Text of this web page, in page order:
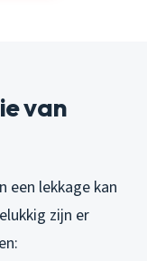
van
een lekkage kan
zijn er